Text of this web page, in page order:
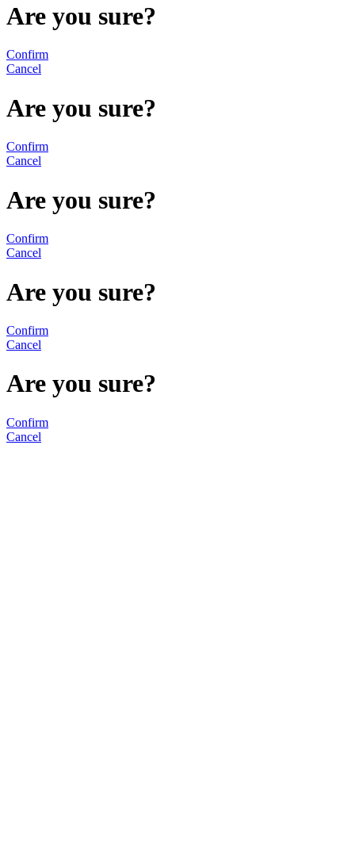
Are you sure?
Confirm
Cancel
Are you sure?
Confirm
Cancel
Are you sure?
Confirm
Cancel
Are you sure?
Confirm
Cancel
Are you sure?
Confirm
Cancel